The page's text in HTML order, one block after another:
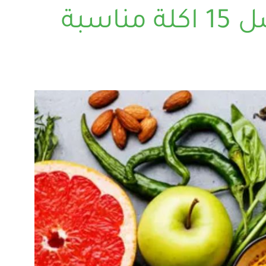
اكلات لمرضى جرثومة المعدة: دليلك لافضل 15 اكلة مناسبة